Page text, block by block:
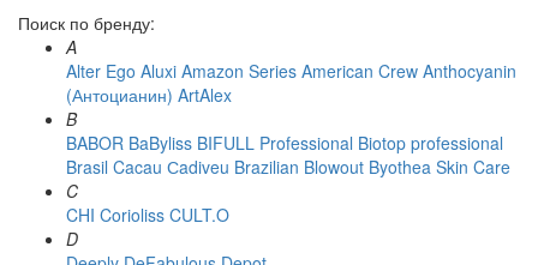
Поиск по бренду:
A
Alter Ego Aluxi Amazon Series American Crew Anthocyanin
(Антоцианин) ArtAlex
B
BABOR BaByliss BIFULL Professional Biotop professional
Brasil Cacau Сadiveu Brazilian Blowout Byothea Skin Care
C
CHI Corioliss CULT.O
D